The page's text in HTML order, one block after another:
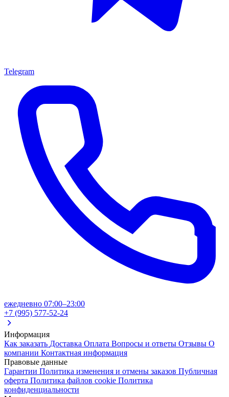
Telegram
ежедневно 07:00–23:00
+7 (995) 577-52-24
Информация
Как заказать Доставка Оплата Вопросы и ответы Отзывы О
компании Контактная информация
Правовые данные
Гарантии Политика изменения и отмены заказов Публичная
оферта Политика файлов cookie Политика
конфиденциальности